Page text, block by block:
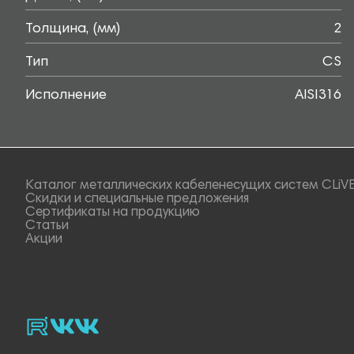
Толщина, (мм) 2
Тип CS
Исполнение AISI316
Каталог металлических кабеленесущих систем
Скидки и специальные предложения
Сертификаты на продукцию
Статьи
Акции
rutubevk_video.
Vk.